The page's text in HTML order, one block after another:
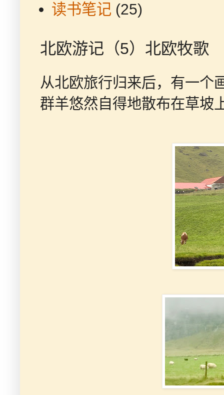
读书笔记 (25)
北欧游记（5）北欧牧歌
从北欧旅行归来后，有一个
群羊悠然自得地散布在草坡